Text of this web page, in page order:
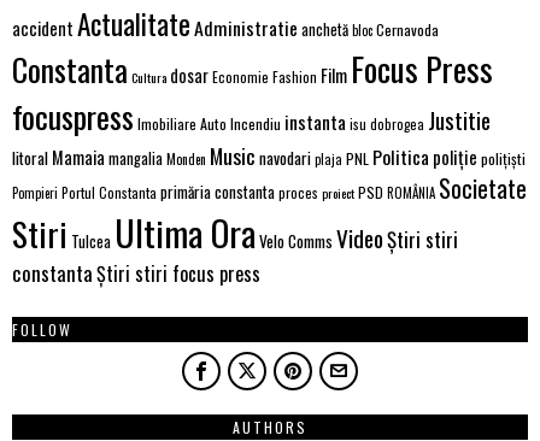
accidentActualitateAdministratie anchetăblocCernavoda
Constanta Cultura dosarEconomie Fashion Film Focus Press
focuspress Imobiliare Auto Incendiu instanta isu dobrogea Justitie
litoral Mamaia mangaliaMonden Music navodariplaja PNL Politica poliție polițiști
Pompieri Portul Constanta primăria constantaproces proiectPSD ROMÂNIA Societate
Stiri Tulcea Ultima Ora Velo Comms VideoȘtiri stiri
constantaȘtiri stiri focus press
FOLLOW
AUTHORS